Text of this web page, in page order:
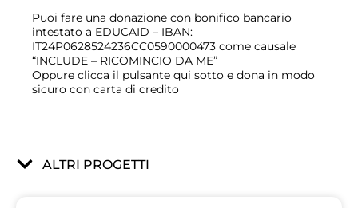
Puoi fare una donazione con bonifico bancario
intestato a EDUCAID – IBAN:
IT24P0628524236CC0590000473 come causale
“INCLUDE – RICOMINCIO DA ME”
Oppure clicca il pulsante qui sotto e dona in modo
sicuro con carta di credito
ALTRI PROGETTI